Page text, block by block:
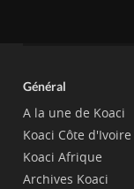
Général
A la une de Koaci
Koaci Côte d'Ivoire
Koaci Afrique
Archives Koaci